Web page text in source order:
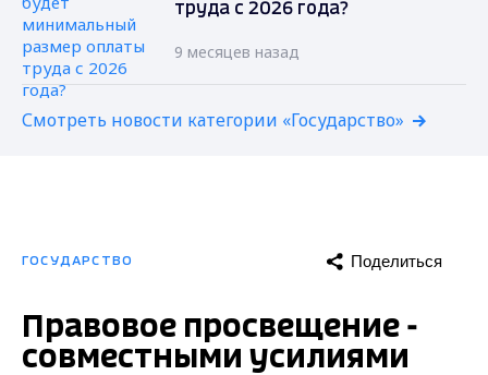
труда с 2026 года?
9 месяцев назад
Смотреть новости категории «Государство»
ГОСУДАРСТВО Поделиться
Правовое просвещение -
совместными усилиями